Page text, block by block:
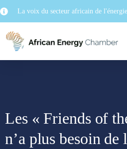
La voix du secteur africain de l'énergie
Les « Friends of
n’a plus besoin